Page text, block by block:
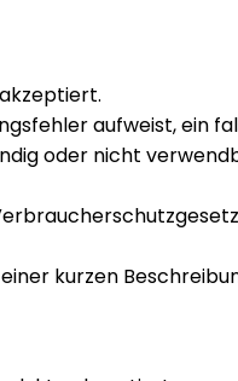
aufweist, ein
oder nicht
kurzen